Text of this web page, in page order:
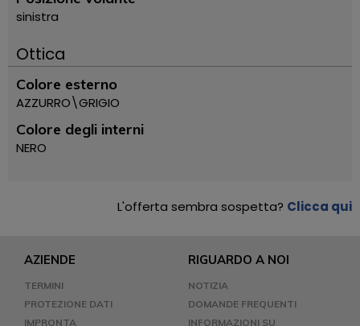
sinistra
Ottica
Colore esterno
AZZURRO\GRIGIO
Colore degli interni
NERO
L'offerta sembra sospetta? Clicca qui
AZIENDE
TERMINI
PROTEZIONE DATI
IMPRONTA
RIGUARDO A NOI
NOTIZIA
DOMANDE FREQUENTI
INFORMAZIONI SU